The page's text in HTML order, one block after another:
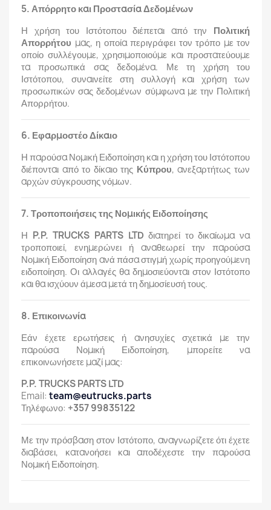
5. Απόρρητο και Προστασία Δεδομένων
Η χρήση του Ιστότοπου διέπεται από την Πολιτική
Απορρήτου μας, η οποία περιγράφει τον τρόπο με τον
οποίο συλλέγουμε, χρησιμοποιούμε και προστατεύουμε
τα προσωπικά σας δεδομένα. Με τη χρήση του
Ιστότοπου, συναινείτε στη συλλογή και χρήση των
προσωπικών σας δεδομένων σύμφωνα με την Πολιτική
Απορρήτου.
6. Εφαρμοστέο Δίκαιο
Η παρούσα Νομική Ειδοποίηση και η χρήση του Ιστότοπου
διέπονται από το δίκαιο της Κύπρου, ανεξαρτήτως των
αρχών σύγκρουσης νόμων.
7. Τροποποιήσεις της Νομικής Ειδοποίησης
Η P.P. TRUCKS PARTS LTD διατηρεί το δικαίωμα να
τροποποιεί, ενημερώνει ή αναθεωρεί την παρούσα
Νομική Ειδοποίηση ανά πάσα στιγμή χωρίς προηγούμενη
ειδοποίηση. Οι αλλαγές θα δημοσιεύονται στον Ιστότοπο
και θα ισχύουν άμεσα μετά τη δημοσίευσή τους.
8. Επικοινωνία
Εάν έχετε ερωτήσεις ή ανησυχίες σχετικά με την
παρούσα Νομική Ειδοποίηση, μπορείτε να
επικοινωνήσετε μαζί μας:
P.P. TRUCKS PARTS LTD
Email: team@eutrucks.parts
Τηλέφωνο: +357 99835122
Με την πρόσβαση στον Ιστότοπο, αναγνωρίζετε ότι έχετε
διαβάσει, κατανοήσει και αποδέχεστε την παρούσα
Νομική Ειδοποίηση.